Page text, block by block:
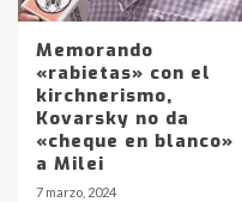
Memorando
«rabietas» con el
kirchnerismo,
Kovarsky no da
«cheque en blanco»
a Milei
7 marzo, 2024